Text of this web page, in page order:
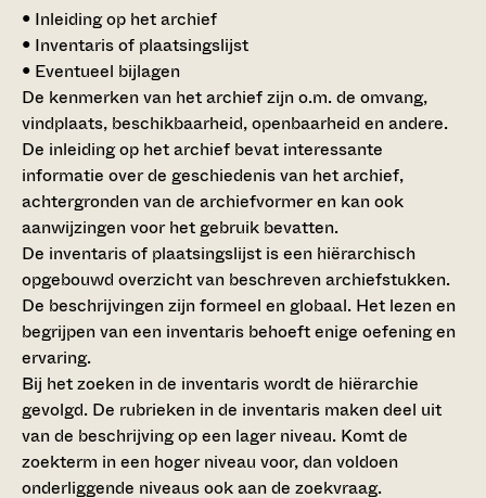
• Inleiding op het archief
• Inventaris of plaatsingslijst
• Eventueel bijlagen
De kenmerken van het archief zijn o.m. de omvang,
vindplaats, beschikbaarheid, openbaarheid en andere.
De inleiding op het archief bevat interessante
informatie over de geschiedenis van het archief,
achtergronden van de archiefvormer en kan ook
aanwijzingen voor het gebruik bevatten.
De inventaris of plaatsingslijst is een hiërarchisch
opgebouwd overzicht van beschreven archiefstukken.
De beschrijvingen zijn formeel en globaal. Het lezen en
begrijpen van een inventaris behoeft enige oefening en
ervaring.
Bij het zoeken in de inventaris wordt de hiërarchie
gevolgd. De rubrieken in de inventaris maken deel uit
van de beschrijving op een lager niveau. Komt de
zoekterm in een hoger niveau voor, dan voldoen
onderliggende niveaus ook aan de zoekvraag.